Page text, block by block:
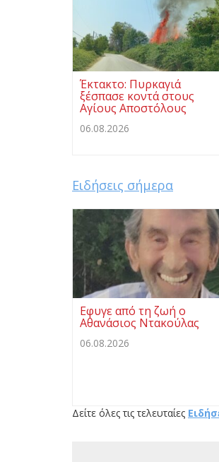
Έκτακτο: Πυρκαγιά
ξέσπασε κοντά στους
Αγίους Αποστόλους
06.08.2026
Ειδήσεις σήμερα
Εφυγε από τη ζωή ο
Αθανάσιος Ντακούλας
06.08.2026
Δείτε όλες τις τελευταίες